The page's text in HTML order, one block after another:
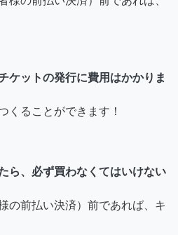
ケットの発行に費用はかかりま
くることができます！
ら、必ず買わなくてはいけない
の前払い決済）前であれば、キ